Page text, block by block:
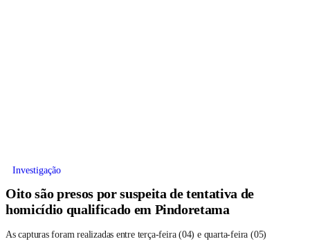
Investigação
Oito são presos por suspeita de tentativa de
homicídio qualificado em Pindoretama
As capturas foram realizadas entre terça-feira (04) e quarta-feira (05)